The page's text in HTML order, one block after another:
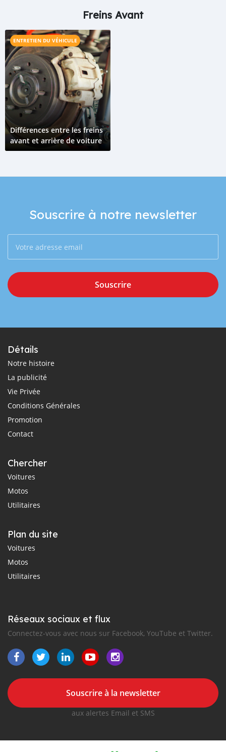
Freins Avant
ENTRETIEN DU VÉHICULE
Différences entre les freins
avant et arrière de voiture
Souscrire à notre newsletter
Souscrire
Détails
Notre histoire
La publicité
Vie Privée
Conditions Générales
Promotion
Contact
Chercher
Voitures
Motos
Utilitaires
Plan du site
Voitures
Motos
Utilitaires
Réseaux sociaux et flux
Connectez-vous avec nous sur Facebook, YouTube et Twitter.
Souscrire à la newsletter
aux alertes Email et SMS